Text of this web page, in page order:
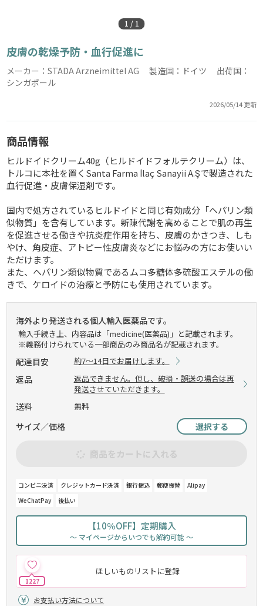
1 / 1
皮膚の乾燥予防・血行促進に
メーカー：STADA Arzneimittel AG 製造国：ドイツ 出荷国：
シンガポール
2026/05/14 更新
商品情報
ヒルドイドクリーム40g（ヒルドイドフォルテクリーム）は、
トルコに本社を置くSanta Farma İlaç Sanayii A.Şで製造された
血行促進・皮膚保湿剤です。
国内で処方されているヒルドイドと同じ有効成分「ヘパリン類
似物質」を含有しています。新陳代謝を高めることで肌の再生
を促進させる働きや抗炎症作用を持ち、皮膚のかさつき、しも
やけ、角皮症、アトピー性皮膚炎などにお悩みの方にお使いい
ただけます。
また、ヘパリン類似物質であるムコ多糖体多硫酸エステルの働
きで、ケロイドの治療と予防にも使用されています。
海外より発送される個人輸入医薬品です。
輸入手続き上、内容品は「medicine(医薬品)」と記載されます。
※義務付けられている一部商品のみ商品名が記載されます。
配達目安 約7～14日でお届けします。
返品
返品できません。但し、破損・誤送の場合は再
発送させていただきます。
送料 無料
サイズ／価格 選択する
商品をカートに入れる
コンビニ決済 クレジットカード決済 銀行振込 郵便振替
Alipay
WeChatPay
後払い
【10％OFF】定期購入
～ マイページからいつでも解約可能 ～
ほしいものリストに登録
1227
お支払い方法について